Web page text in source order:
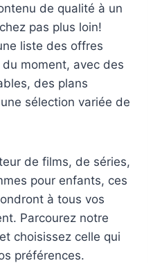
de qualité à un
pas plus loin!
liste des offres
moment, avec des
des plans
sélection variée de
de films, de séries,
pour enfants, ces
à tous vos
Parcourez notre
choisissez celle qui
préférences.